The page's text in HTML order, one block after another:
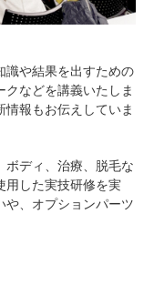
識や結果を出すための
などを講義いたしま
情報もお伝えしていま
ボディ、治療、脱毛な
用した実技研修を実
や、オプションパーツ